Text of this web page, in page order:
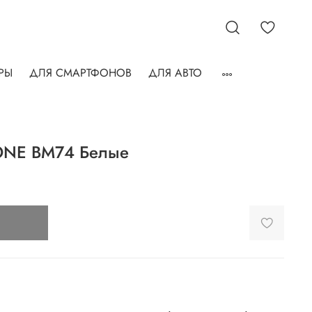
ДЛЯ СМАРТФОНОВ
ДЛЯ АВТО
BM74 Белые